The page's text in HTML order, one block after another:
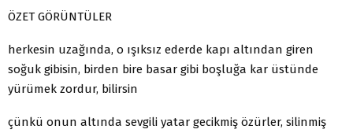
ÖZET GÖRÜNTÜLER
herkesin uzağında, o ışıksız ederde kapı altından giren
soğuk gibisin, birden bire basar gibi boşluğa kar üstünde
yürümek zordur, bilirsin
çünkü onun altında sevgili yatar gecikmiş özürler, silinmiş